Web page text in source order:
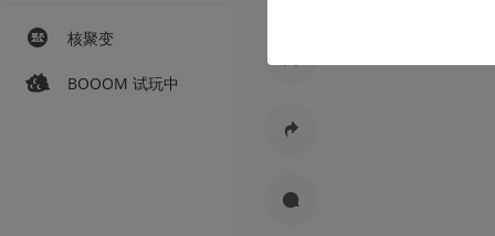
核聚变
BOOOM 试玩中